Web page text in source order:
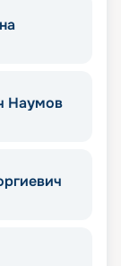
Наумов